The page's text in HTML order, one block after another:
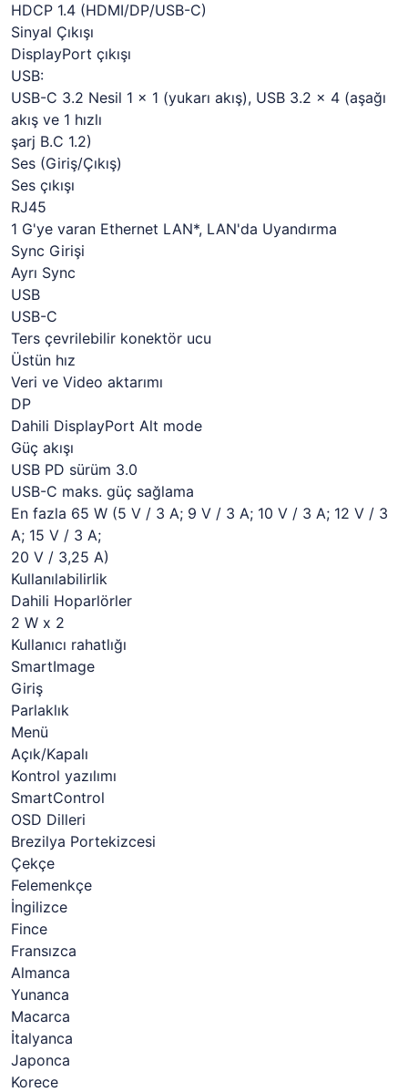
HDCP 1.4 (HDMI/DP/USB-C)
Sinyal Çıkışı
DisplayPort çıkışı
USB:
USB-C 3.2 Nesil 1 x 1 (yukarı akış), USB 3.2 x 4 (aşağı
akış ve 1 hızlı
şarj B.C 1.2)
Ses (Giriş/Çıkış)
Ses çıkışı
RJ45
1 G'ye varan Ethernet LAN*, LAN'da Uyandırma
Sync Girişi
Ayrı Sync
USB
USB-C
Ters çevrilebilir konektör ucu
Üstün hız
Veri ve Video aktarımı
DP
Dahili DisplayPort Alt mode
Güç akışı
USB PD sürüm 3.0
USB-C maks. güç sağlama
En fazla 65 W (5 V / 3 A; 9 V / 3 A; 10 V / 3 A; 12 V / 3
A; 15 V / 3 A;
20 V / 3,25 A)
Kullanılabilirlik
Dahili Hoparlörler
2 W x 2
Kullanıcı rahatlığı
SmartImage
Giriş
Parlaklık
Menü
Açık/Kapalı
Kontrol yazılımı
SmartControl
OSD Dilleri
Brezilya Portekizcesi
Çekçe
Felemenkçe
İngilizce
Fince
Fransızca
Almanca
Yunanca
Macarca
İtalyanca
Japonca
Korece